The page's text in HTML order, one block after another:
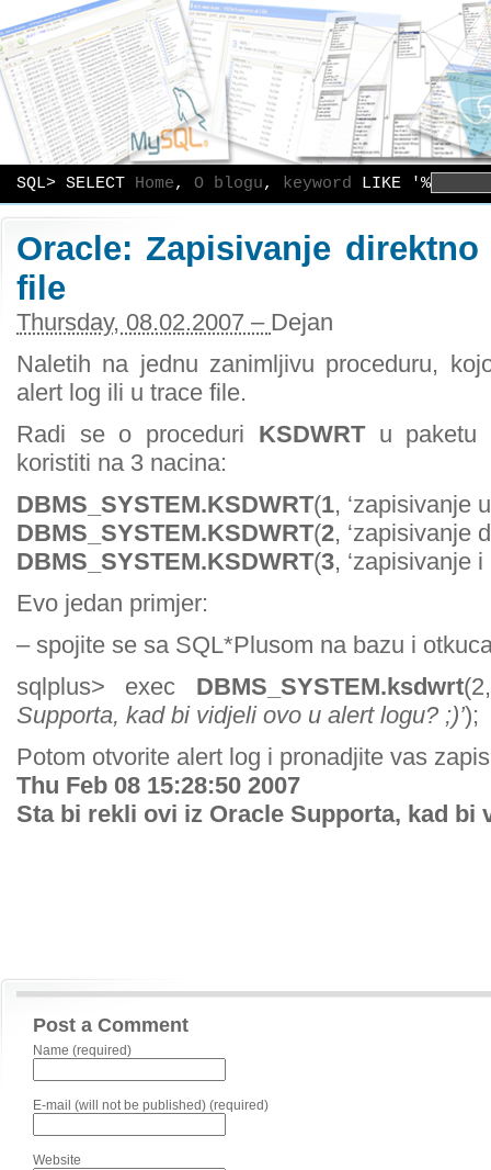
SQL> SELECT Home, O blogu, keyword LIKE '%
Oracle: Zapisivanje
file
Thursday, 08.02.2007 – Dejan
Naletih na jednu zanimljivu proceduru,
alert log ili u trace file.
Radi se o proceduri KSDWRTu paketu
koristiti na 3 nacina:
DBMS_SYSTEM.KSDWRT(1, ‘zapisivanje
DBMS_SYSTEM.KSDWRT(2, ‘zapisivanje
DBMS_SYSTEM.KSDWRT(3, ‘zapisivanje
Evo jedan primjer:
– spojite se sa SQL*Plusom na bazu i
sqlplus> exec DBMS_SYSTEM.ksdwrt
Supporta, kad bi vidjeli ovo u alert logu? ;)’);
Potom otvorite alert log i pronadjite vas
Thu Feb 08 15:28:50 2007
Sta bi rekli ovi iz Oracle Supporta, kad
Post a Comment
Name (required)
E-mail (will not be published) (required)
Website